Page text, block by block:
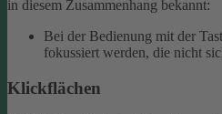
in diesem Zusammenhang bekannt:
Bei der Bedienung mit der
fokussiert werden, die nicht
Klickflächen